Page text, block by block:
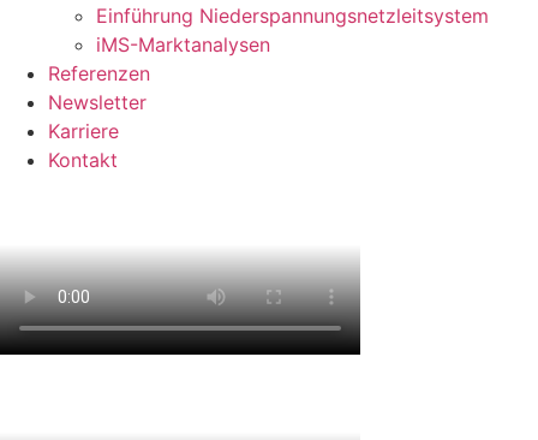
Einführung Niederspannungsnetzleitsystem
iMS-Marktanalysen
Referenzen
Newsletter
Karriere
Kontakt